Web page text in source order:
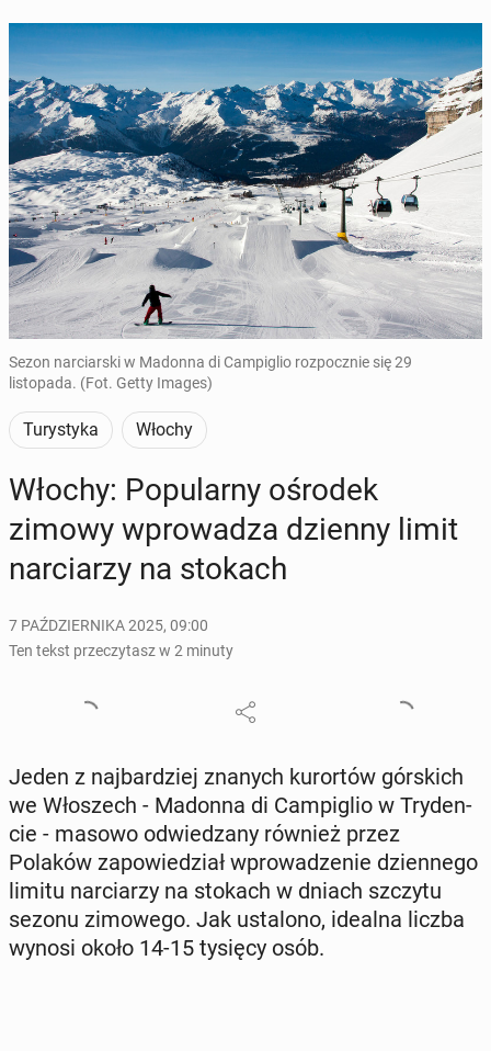
Sezon narciarski w Madonna di Campiglio rozpocznie się 29
listopada. (Fot. Getty Images)
Turystyka Włochy
Włochy: Po­pu­lar­ny ośrodek
zimowy wpro­wa­dza dzienny limit
nar­cia­rzy na stokach
7 PAŹDZIERNIKA 2025, 09:00
Ten tekst przeczytasz w 2 minuty
Jeden z naj­bar­dziej znanych ku­ror­tów gór­skich
we Wło­szech - Madonna di Cam­pi­glio w Try­den­
cie - masowo od­wie­dza­ny również przez
Polaków za­po­wie­dział wpro­wa­dze­nie dzien­ne­go
limitu nar­cia­rzy na stokach w dniach szczytu
sezonu zi­mo­we­go. Jak usta­lo­no, idealna liczba
wynosi około 14-15 tysięcy osób.